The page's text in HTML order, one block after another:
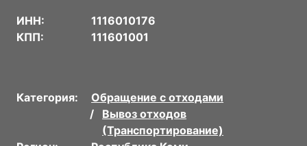
ИНН:
1116010176
КПП:
111601001
Категория:
Обращение с отходами
Вывоз отходов
(Транспортирование)